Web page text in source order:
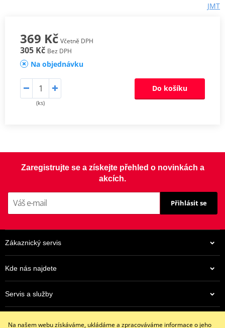
JMT
369 Kč Včetně DPH
305 Kč Bez DPH
Na objednávku
(ks)
Do košíku
Zaregistrujte se a získejte přehled o novinkách a
akcích.
Přihlásit se
Zákaznický servis
Kde nás najdete
Servis a služby
Na našem webu získáváme, ukládáme a zpracováváme informace o jeho